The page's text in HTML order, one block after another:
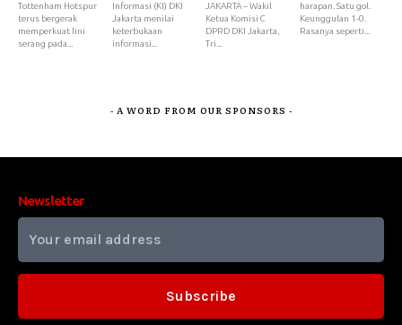
Tottenham Hotspur
terus bergerak
memperkuat lini
serang pada...
Informasi (KI) DKI
Jakarta menilai
keterbukaan
informasi...
JAKARTA – Wakil
Ketua Komisi C
DPRD DKI Jakarta,
Tri...
harapan. Satu gol.
Keunggulan 1-0.
Rasanya seperti...
- A WORD FROM OUR SPONSORS -
Newsletter
Subscribe